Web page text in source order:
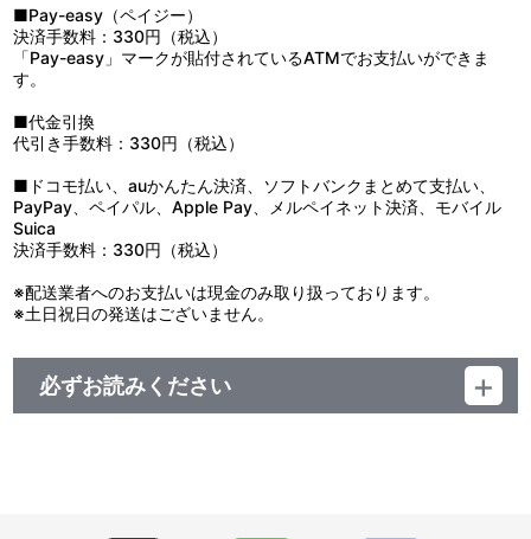
『機動戦士Ｖガンダム』／『機動武闘伝Ｇガンダム』
●2010年2月23日発売：[アフターコロニー／アフターウォー]編
『新機動戦記ガンダムＷ』／『新機動戦記ガンダムＷ Endless
●2010年3月26日発売：[コズミック・イラ]編
DESTINY』
『機動戦士ガンダムSEED C.E.73 -STARGAZER-』／『機動戦士ガ
ンダムSEED ASTRAY -RED FRAME-』
『機動戦士ガンダムSEED ASTRAY -BLUE FRAME-』
●2010年4月23日発売：[正暦／西暦]編
『∀ガンダム』／『機動戦士ガンダム00』
■Pay-easy（ペイジー）
決済手数料：330円（税込）
「Pay-easy」マークが貼付されているATMでお支払いができま
す。
■代金引換
代引き手数料：330円（税込）
■ドコモ払い、auかんたん決済、ソフトバンクまとめて支払い、
PayPay、ペイパル、Apple Pay、メルペイネット決済、モバイル
Suica
決済手数料：330円（税込）
※配送業者へのお支払いは現金のみ取り扱っております。
※土日祝日の発送はございません。
必ずお読みください